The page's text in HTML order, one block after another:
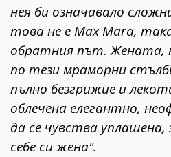
нея би означавало
това не е Max Mara,
обратния път. Жената,
по тези мраморни
пълно безгрижие и
облечена елегантно,
да се чувства
себе си жена".